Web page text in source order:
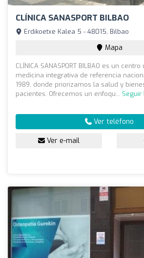
CLÍNICA SANASPORT BILBAO
Erdikoetxe Kalea 5 - 48015, Bilbao
Mapa
CLÍNICA SANASPORT BILBAO es un
medicina integrativa de referencia
1989, donde priorizamos la salud y
pacientes. Ofrecemos un enfoqu... Seguir
Ver teléfono
Ver e-mail